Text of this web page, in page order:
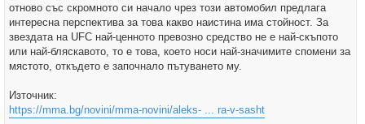
отново със скромното си начало чрез този автомобил предлага
интересна перспектива за това какво наистина има стойност. За
звездата на UFC най-ценното превозно средство не е най-скъпото
или най-бляскавото, то е това, което носи най-значимите спомени за
мястото, откъдето е започнало пътуването му.
Източник:
https://mma.bg/novini/mma-novini/aleks- ... ra-v-sasht